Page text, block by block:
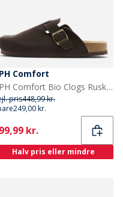
Comfort
CPH Comfort Bio Clogs Ruskind Sandaler Dark Brown
pris448,99 kr.
249,00 kr.
kr.
Halv pris eller mindre